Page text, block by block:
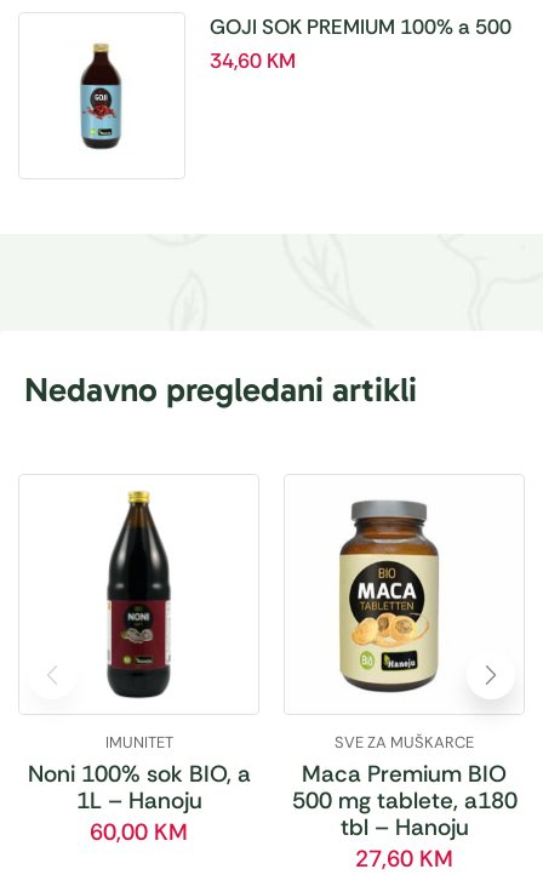
GOJI SOK PREMIUM 100% a 500
ml
34,60 KM
Nedavno pregledani artikli
IMUNITET
Noni 100% sok BIO, a
1L – Hanoju
60,00 KM
SVE ZA MUŠKARCE
Maca Premium BIO
500 mg tablete, a180
tbl – Hanoju
27,60 KM